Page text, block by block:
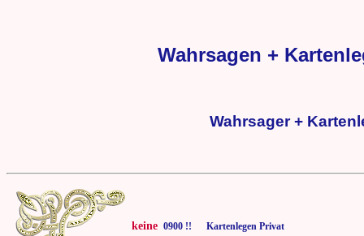
Wahrsagen +
Wahrsager +
keine 0900 !! Kartenlegen Privat